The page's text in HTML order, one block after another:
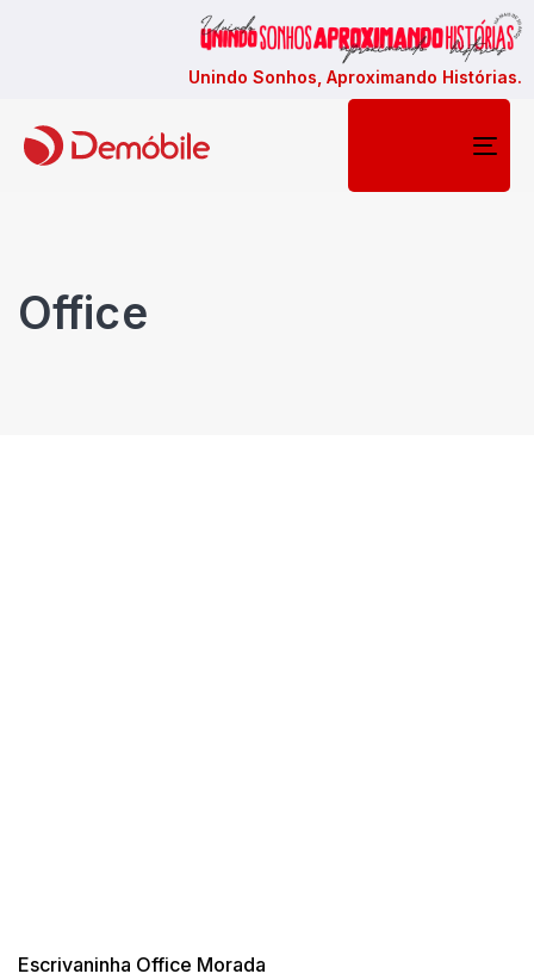
Unindo Sonhos, Aproximando Histórias.
Office
Escrivaninha Office Morada